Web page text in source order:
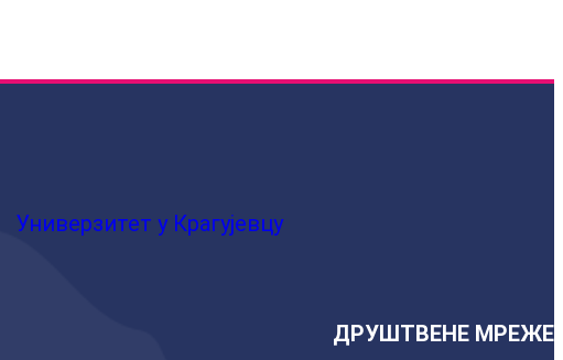
Универзитет у Крагујевцу
ДРУШТВЕНЕ МРЕЖЕ